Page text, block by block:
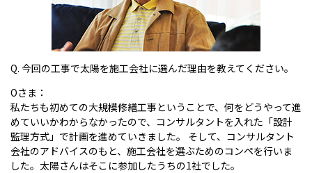
Q. 今回の工事で太陽を施工会社に選んだ理由を教えてください。
Oさま：
私たちも初めての大規模修繕工事ということで、何をどうやって進
めていいかわからなかったので、コンサルタントを入れた「設計
監理方式」で計画を進めていきました。 そして、コンサルタント
会社のアドバイスのもと、施工会社を選ぶためのコンペを行いま
した。太陽さんはそこに参加したうちの1社でした。